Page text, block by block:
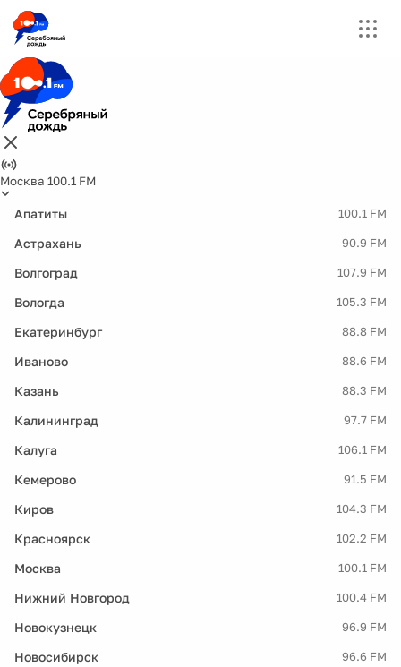
Москва 100.1 FM
Апатиты 100.1 FM
Астрахань 90.9 FM
Волгоград 107.9 FM
Вологда 105.3 FM
Екатеринбург 88.8 FM
Иваново 88.6 FM
Казань 88.3 FM
Калининград 97.7 FM
Калуга 106.1 FM
Кемерово 91.5 FM
Киров 104.3 FM
Красноярск 102.2 FM
Москва 100.1 FM
Нижний Новгород 100.4 FM
Новокузнецк 96.9 FM
Новосибирск 96.6 FM